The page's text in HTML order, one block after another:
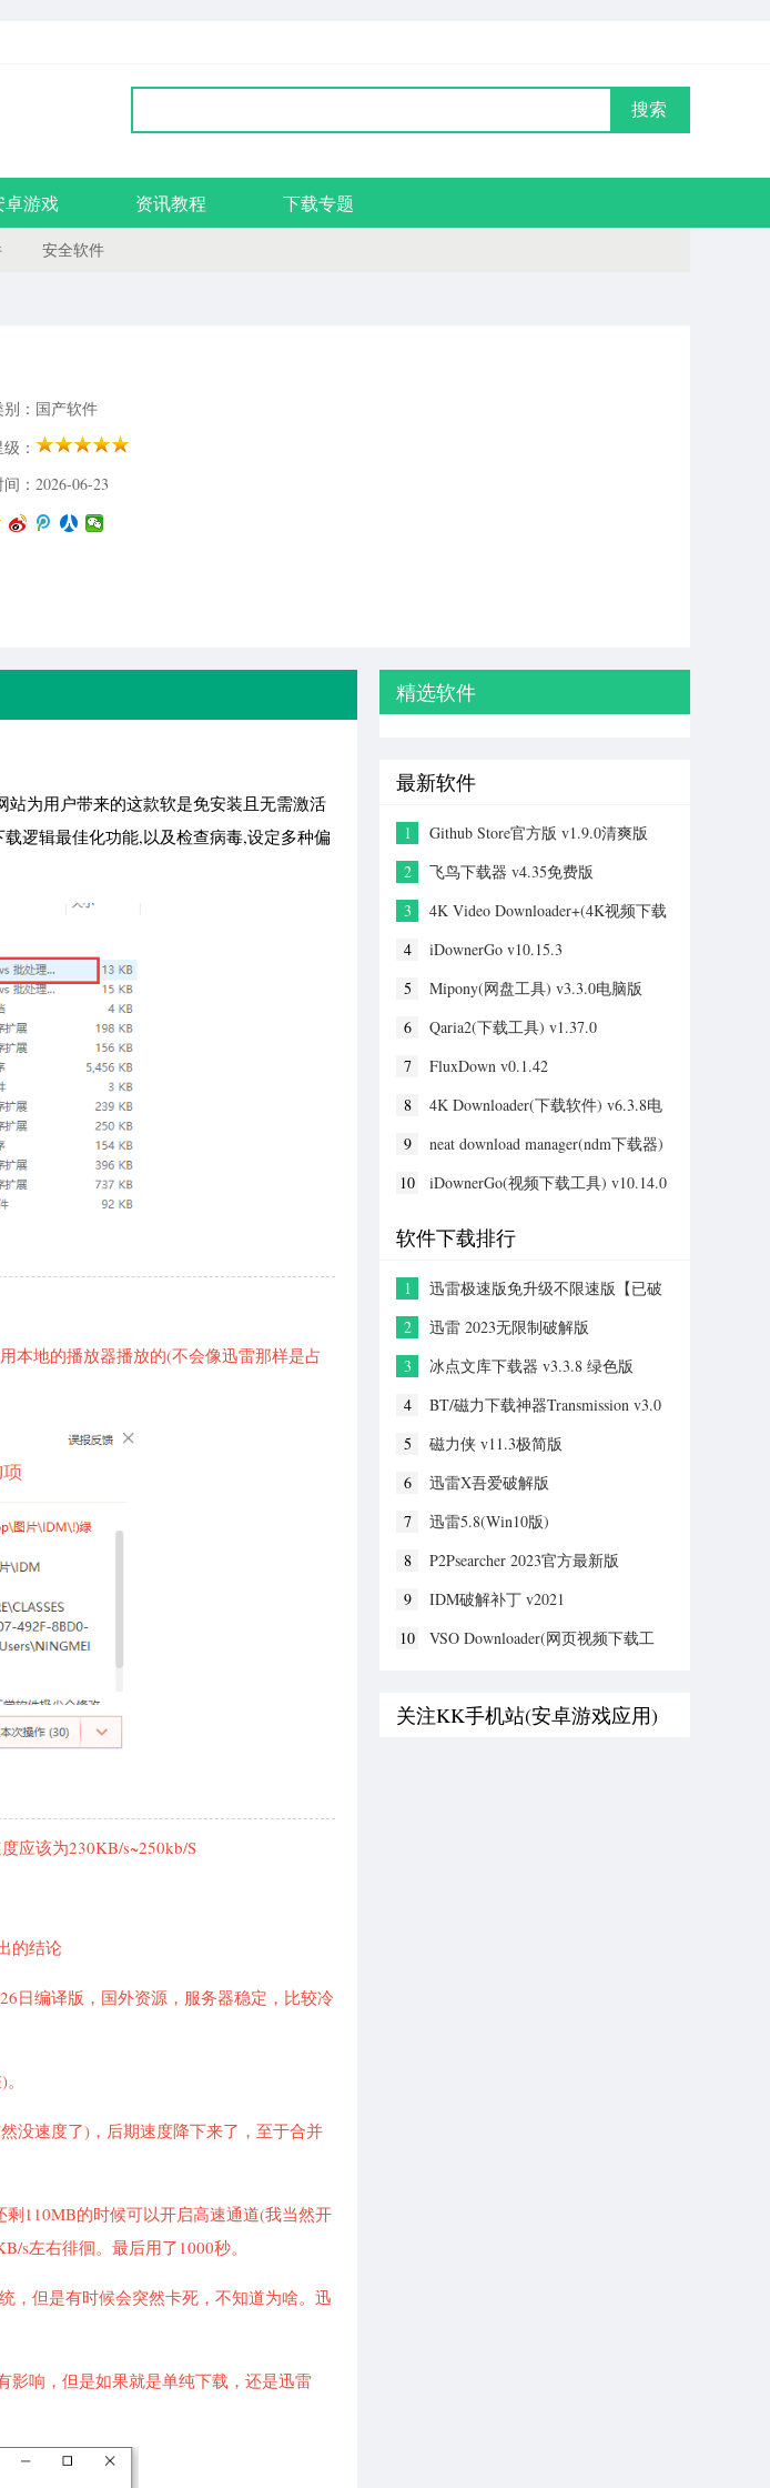
搜索
卓游戏 资讯教程 下载专题
安全软件
：国产软件
：
：2026-06-23
站为用户带来的这款软是免安装且无需激活
逻辑最佳化功能,以及检查病毒,设定多种偏
本地的播放器播放的(不会像迅雷那样是占
应该为230KB/s~250kb/S
的结论
日编译版，国外资源，服务器稳定，比较冷
没速度了)，后期速度降下来了，至于合并
110MB的时候可以开启高速通道(我当然开
s左右徘徊。最后用了1000秒。
，但是有时候会突然卡死，不知道为啥。迅
影响，但是如果就是单纯下载，还是迅雷
精选软件
最新软件
1
Github Store官方版 v1.9.0清爽版
2
飞鸟下载器 v4.35免费版
3
4K Video Downloader+(4K视频下载
4
iDownerGo v10.15.3
5
Mipony(网盘工具) v3.3.0电脑版
6
Qaria2(下载工具) v1.37.0
7
FluxDown v0.1.42
8
4K Downloader(下载软件) v6.3.8电
9
neat download manager(ndm下载器)
10 iDownerGo(视频下载工具) v10.14.0
软件下载排行
1
迅雷极速版免升级不限速版【已破
2
迅雷 2023无限制破解版
3
冰点文库下载器 v3.3.8 绿色版
4
BT/磁力下载神器Transmission v3.0
5
磁力侠 v11.3极简版
6
迅雷X吾爱破解版
7
迅雷5.8(Win10版)
8
P2Psearcher 2023官方最新版
9
IDM破解补丁 v2021
10
VSO Downloader(网页视频下载工
关注KK手机站(安卓游戏应用)